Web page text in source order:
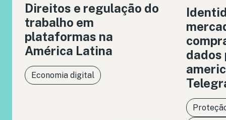
Direitos e regulação do
trabalho em
plataformas na
América Latina
Economia digital
dados